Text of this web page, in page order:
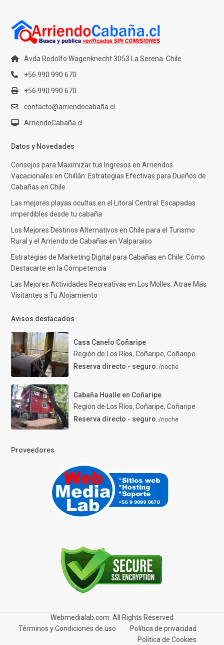
Avda Rodolfo Wagenknecht 3053 La Serena. Chile
+56 990 990 670
+56 990 990 670
contacto@arriendocabaña.cl
ArriendoCabaña.cl
Datos y Novedades
Consejos para Maximizar tus Ingresos en Arriendos
Vacacionales en Chillán: Estrategias Efectivas para Dueños de
Cabañas en Chile
Las mejores playas ocultas en el Litoral Central: Escapadas
imperdibles desde tu cabaña
Los Mejores Destinos Alternativos en Chile para el Turismo
Rural y el Arriendo de Cabañas en Valparaíso
Estrategias de Marketing Digital para Cabañas en Chile: Cómo
Destacarte en la Competencia
Las Mejores Actividades Recreativas en Los Molles: Atrae Más
Visitantes a Tu Alojamiento
Avisos destacados
Casa Canelo Coñaripe
Región de Los Ríos, Coñaripe, Coñaripe
Reserva directo - seguro./noche
Cabaña Hualle en Coñaripe
Región de Los Ríos, Coñaripe, Coñaripe
Reserva directo - seguro./noche
Proveedores
Webmedialab.com. All Rights Reserved
Términos y Condiciones de uso
Política de privacidad
Política de Cookies